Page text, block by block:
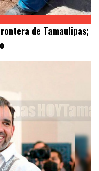
de Tamaulipas;